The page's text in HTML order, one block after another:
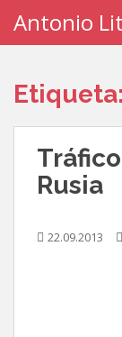
i
Antonio
Etiqueta:
Rusia
22.09.2013